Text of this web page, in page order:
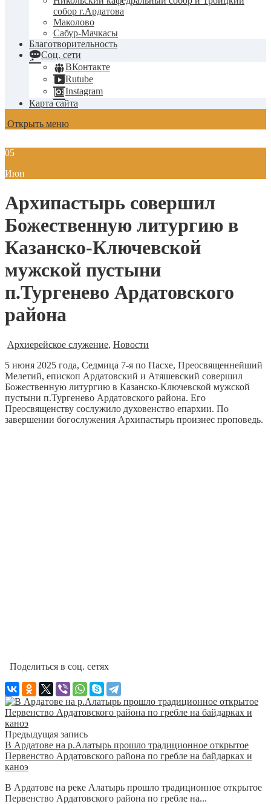
собор г.Ардатова
Маколово
Сабур-Мачкасы
Благотворительность
Соц. сети
ВКонтакте
Rutube
Instagram
Карта сайта
Открыть меню
05
Июн
Архипастырь совершил
Божественную литургию в
Казанско-Ключевской
мужской пустыни
п.Тургенево Ардатовского
района
Архиерейское служение, Новости
5 июня 2025 года, Седмица 7-я по Пасхе, Преосвященнейший
Мелетий, епископ Ардатовский и Атяшевский совершил
Божественную литургию в Казанско-Ключевской мужской
пустыни п.Тургенево Ардатовского района. Его
Преосвященству сослужило духовенство епархии. По
завершении богослужения Архипастырь произнес проповедь.
Поделиться в соц. сетях
Предыдущая запись
В Ардатове на р.Алатырь прошло традиционное открытое
Первенство Ардатовского района по гребле на байдарках и
каноэ
В Ардатове на реке Алатырь прошло традиционное открытое
Первенство Ардатовского района по гребле на...